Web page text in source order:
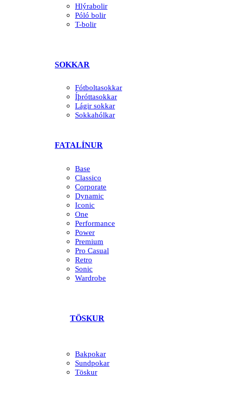
Hlýrabolir
Póló bolir
T-bolir
SOKKAR
Fótboltasokkar
Íþróttasokkar
Lágir sokkar
Sokkahólkar
FATALÍNUR
Base
Classico
Corporate
Dynamic
Iconic
One
Performance
Power
Premium
Pro Casual
Retro
Sonic
Wardrobe
TÖSKUR
Bakpokar
Sundpokar
Töskur